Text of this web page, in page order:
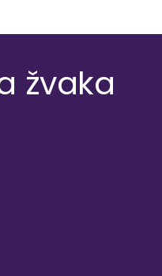
žvaka